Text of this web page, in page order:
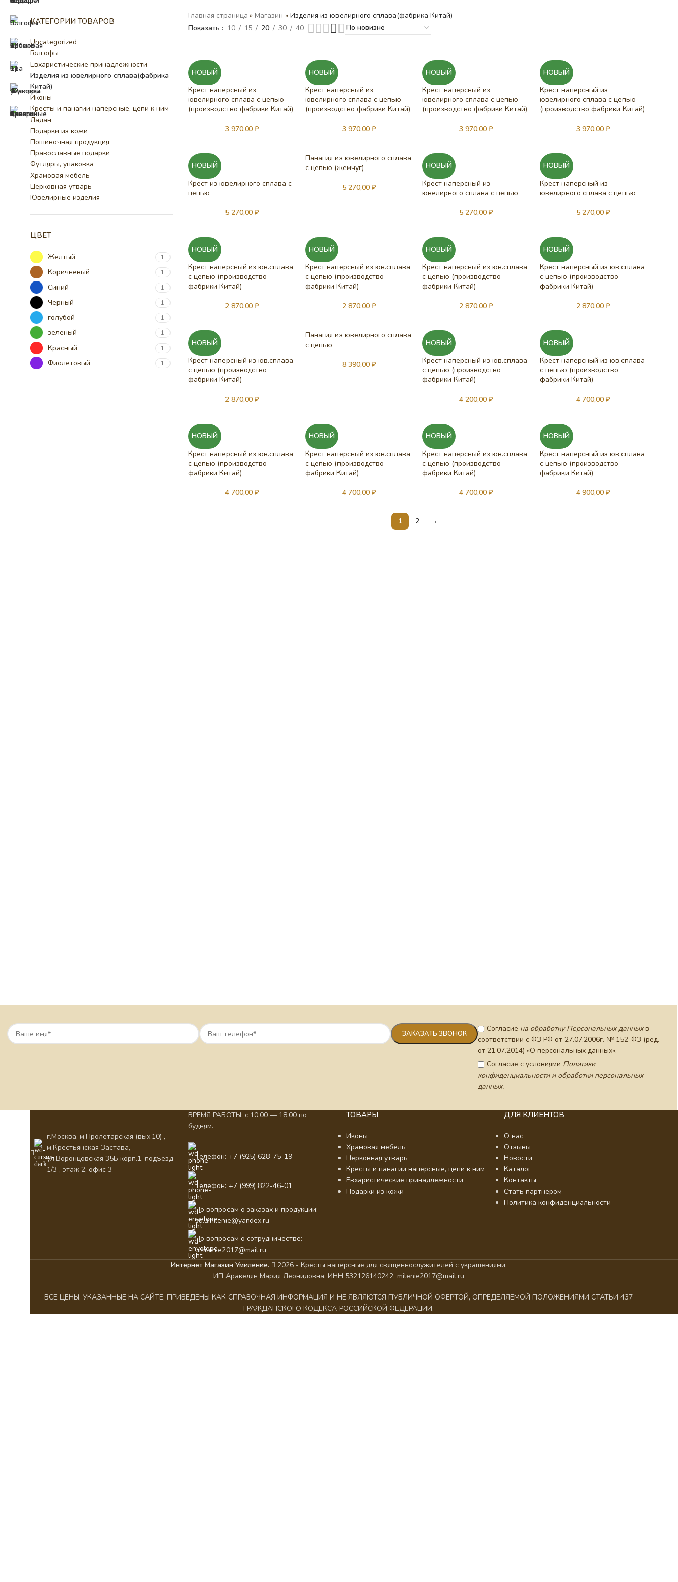
КАТЕГОРИИ ТОВАРОВ
Uncategorized
Голгофы
Евхаристические принадлежности
Изделия из ювелирного сплава(фабрика
Китай)
Иконы
Кресты и панагии наперсные, цепи к ним
Ладан
Подарки из кожи
Пошивочная продукция
Православные подарки
Футляры, упаковка
Храмовая мебель
Церковная утварь
Ювелирные изделия
ЦВЕТ
Желтый 1
Коричневый 1
Синий 1
Черный 1
голубой 1
зеленый 1
Красный 1
Фиолетовый 1
Главная страница » Магазин » Изделия из ювелирного сплава(фабрика Китай)
Показать
10 15 20 30 40
НОВЫЙ
Крест наперсный из
ювелирного сплава с цепью
(производство фабрики Китай)
3 970,00 ₽
НОВЫЙ
Крест наперсный из
ювелирного сплава с цепью
(производство фабрики Китай)
3 970,00 ₽
НОВЫЙ
Крест наперсный из
ювелирного сплава с цепью
(производство фабрики Китай)
3 970,00₽
НОВЫЙ
Крест наперсный из
ювелирного сплава с цепью
(производство фабрики Китай)
3 970,00₽
НОВЫЙ
Крест из ювелирного сплава с
цепью
5 270,00 ₽
Панагия из ювелирного сплава
с цепью (жемчуг)
5 270,00 ₽
НОВЫЙ
Крест наперсный из
ювелирного сплава с цепью
5 270,00₽
НОВЫЙ
Крест наперсный из
ювелирного сплава с цепью
5 270,00₽
НОВЫЙ
Крест наперсный из юв.сплава
с цепью (производство
фабрики Китай)
2 870,00 ₽
НОВЫЙ
Крест наперсный из юв.сплава
с цепью (производство
фабрики Китай)
2 870,00 ₽
НОВЫЙ
Крест наперсный из юв.сплава
с цепью (производство
фабрики Китай)
2 870,00₽
НОВЫЙ
Крест наперсный из юв.сплава
с цепью (производство
фабрики Китай)
2 870,00₽
НОВЫЙ
Крест наперсный из юв.сплава
с цепью (производство
фабрики Китай)
2 870,00 ₽
Панагия из ювелирного сплава
с цепью
8 390,00 ₽
НОВЫЙ
Крест наперсный из юв.сплава
с цепью (производство
фабрики Китай)
4 200,00₽
НОВЫЙ
Крест наперсный из юв.сплава
с цепью (производство
фабрики Китай)
4 700,00₽
НОВЫЙ
Крест наперсный из юв.сплава
с цепью (производство
фабрики Китай)
4 700,00 ₽
НОВЫЙ
Крест наперсный из юв.сплава
с цепью (производство
фабрики Китай)
4 700,00 ₽
НОВЫЙ
Крест наперсный из юв.сплава
с цепью (производство
фабрики Китай)
4 700,00₽
НОВЫЙ
Крест наперсный из юв.сплава
с цепью (производство
фабрики Китай)
4 900,00₽
1 2 →
Согласие на обработку Персональных данныхв
соответствии с ФЗ РФ от 27.07.2006г. № 152-ФЗ (ред.
от 21.07.2014) «О персональных данных».
Согласие с условиями Политики
конфиденциальности и обработки персональных
данных.
г.Москва, м.Пролетарская (вых.10) ,
м.Крестьянская Застава,
ул.Воронцовская 35Б корп.1, подъезд
1/3 , этаж 2, офис 3
ВРЕМЯ РАБОТЫ: с 10.00 — 18.00 по
будням.
Телефон: +7 (925) 628-75-19
Телефон: +7 (999) 822-46-01
По вопросам о заказах и продукции:
su.umilenie@yandex.ru
По вопросам о сотрудничестве:
umilenie2017@mail.ru
ТОВАРЫ
Иконы
Храмовая мебель
Церковная утварь
Кресты и панагии наперсные, цепи к ним
Евхаристические принадлежности
Подарки из кожи
ДЛЯ КЛИЕНТОВ
О нас
Отзывы
Новости
Каталог
Контакты
Стать партнером
Политика конфиденциальности
Интернет Магазин Умиление.
2026 - Кресты наперсные для священнослужителей с украшениями.
ИП Аракелян Мария Леонидовна, ИНН 532126140242, milenie2017@mail.ru
ВСЕ ЦЕНЫ, УКАЗАННЫЕ НА САЙТЕ, ПРИВЕДЕНЫ КАК СПРАВОЧНАЯ ИНФОРМАЦИЯ И НЕ ЯВЛЯЮТСЯ ПУБЛИЧНОЙ ОФЕРТОЙ, ОПРЕДЕЛЯЕМОЙ ПОЛОЖЕНИЯМИ СТАТЬИ 437
ГРАЖДАНСКОГО КОДЕКСА РОССИЙСКОЙ ФЕДЕРАЦИИ.